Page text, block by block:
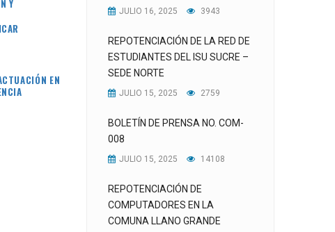
Y
EN
JULIO 16, 2025 3943
REPOTENCIACIÓN DE LA RED DE
ESTUDIANTES DEL ISU SUCRE –
SEDE NORTE
JULIO 15, 2025 2759
BOLETÍN DE PRENSA NO. COM-
008
JULIO 15, 2025 14108
REPOTENCIACIÓN DE
COMPUTADORES EN LA
COMUNA LLANO GRANDE